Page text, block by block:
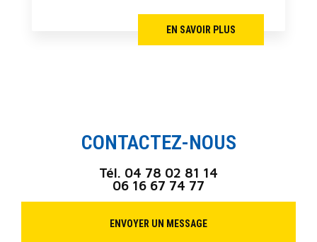
EN SAVOIR PLUS
CONTACTEZ-NOUS
Tél. 04 78 02 81 14
06 16 67 74 77
ENVOYER UN MESSAGE